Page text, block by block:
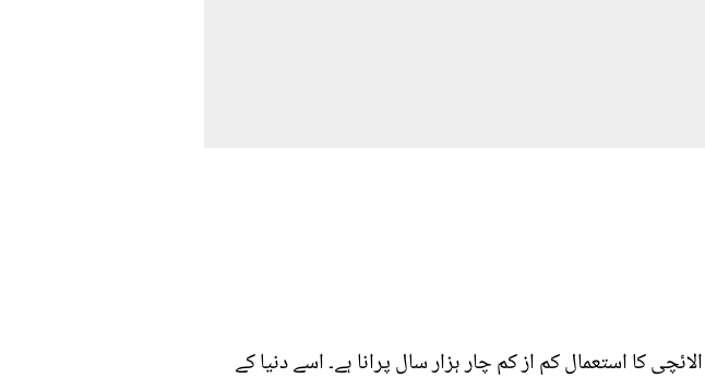
کا استعمال کم از کم چار ہزار سال پرانا ہے۔ اسے دنیا کے